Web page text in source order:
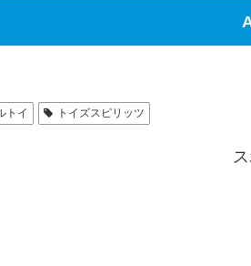
トイ トイズスピリッツ